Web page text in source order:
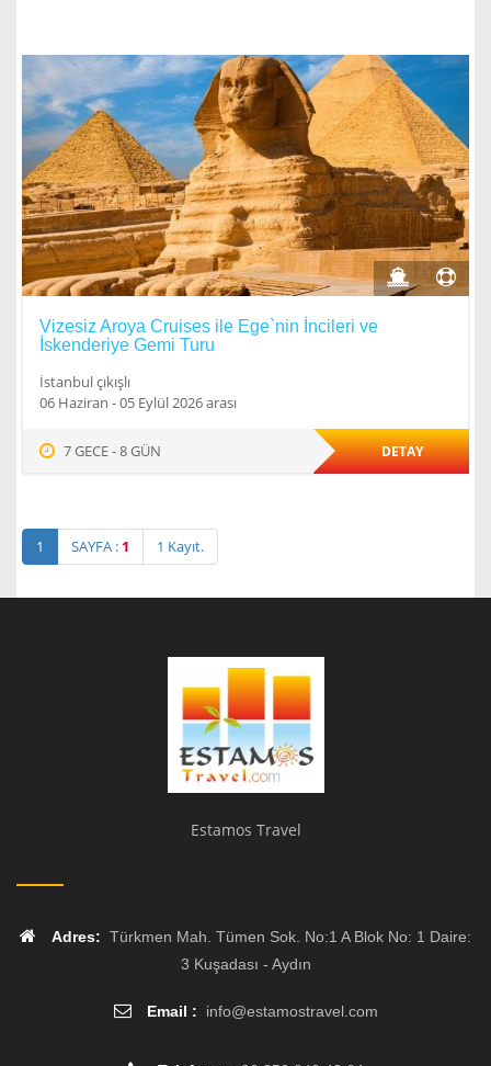
Vizesiz Aroya Cruises ile Ege`nin İncileri ve
İskenderiye Gemi Turu
İstanbul çıkışlı
06 Haziran - 05 Eylül 2026 arası
7 GECE - 8 GÜN DETAY
1 SAYFA : 1 1 Kayıt.
Estamos Travel
Adres: Türkmen Mah. Tümen Sok. No:1 A Blok No: 1 Daire:
3 Kuşadası - Aydın
Email : info@estamostravel.com